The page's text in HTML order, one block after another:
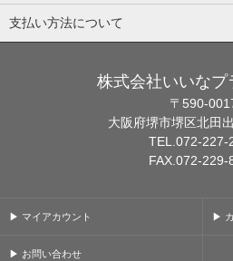
支払い方法について
株式会社いいなプ
〒590-
大阪府堺市堺区北田
TEL.072-227-
FAX.072-229-
▶ マイアカウント ▶
▶ お問い合わせ